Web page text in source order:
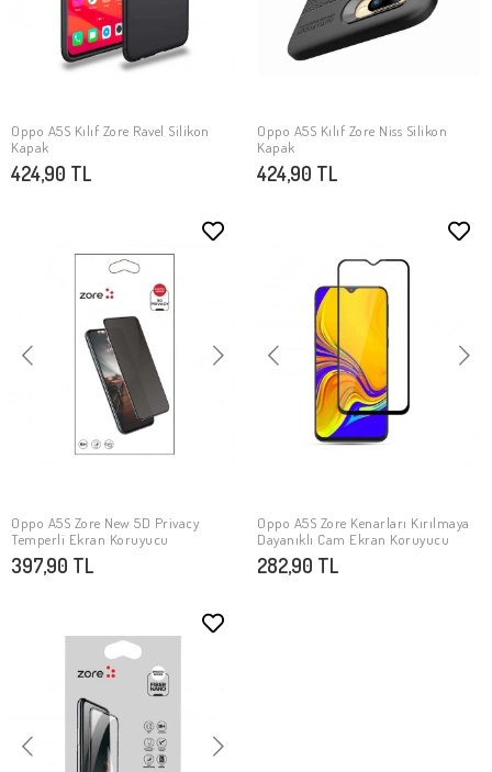
SEPETE EKLE
Oppo A5S Kılıf Zore Ravel Silikon
Kapak
424,90 TL
SEPETE EKLE
Oppo A5S Kılıf Zore Niss Silikon
Kapak
424,90 TL
SEPETE EKLE
Oppo A5S Zore New 5D Privacy
Temperli Ekran Koruyucu
397,90 TL
SEPETE EKLE
Oppo A5S Zore Kenarları Kırılmaya
Dayanıklı Cam Ekran Koruyucu
282,90 TL